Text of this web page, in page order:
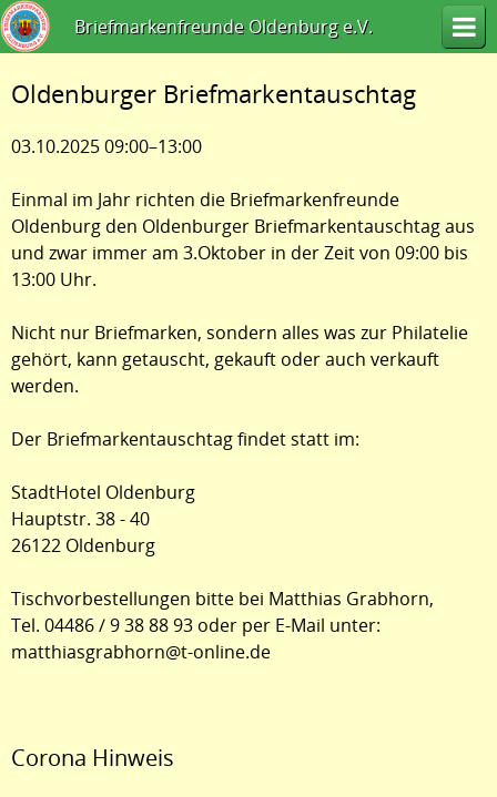
Briefmarkenfreunde Oldenburg e.V.
Oldenburger Briefmarkentauschtag
03.10.2025 09:00–13:00
Einmal im Jahr richten die Briefmarkenfreunde
Oldenburg den Oldenburger Briefmarkentauschtag aus
und zwar immer am 3.Oktober in der Zeit von 09:00 bis
13:00 Uhr.
Nicht nur Briefmarken, sondern alles was zur Philatelie
gehört, kann getauscht, gekauft oder auch verkauft
werden.
Der Briefmarkentauschtag findet statt im:
StadtHotel Oldenburg
Hauptstr. 38 - 40
26122 Oldenburg
Tischvorbestellungen bitte bei Matthias Grabhorn,
Tel. 04486 / 9 38 88 93 oder per E-Mail unter:
matthiasgrabhorn@t-online.de
Corona Hinweis